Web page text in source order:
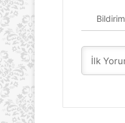
Bildirim